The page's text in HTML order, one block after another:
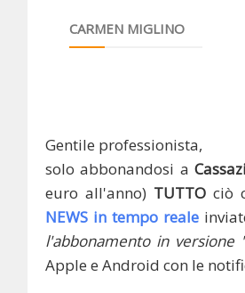
CARMEN MIGLINO
Gentile professionista,
solo abbonandosi a
euro all'anno) TUTTO ciò
NEWS in tempo reale
l'abbonamento in versione
Apple e Android con le